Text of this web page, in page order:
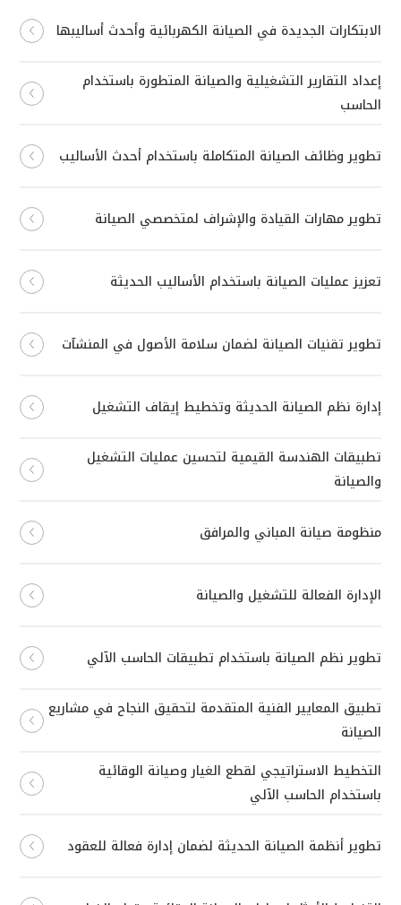
الابتكارات الجديدة في الصيانة الكهربائية وأحدث أساليبها
إعداد التقارير التشغيلية والصيانة المتطورة باستخدام
الحاسب
تطوير وظائف الصيانة المتكاملة باستخدام أحدث الأساليب
تطوير مهارات القيادة والإشراف لمتخصصي الصيانة
تعزيز عمليات الصيانة باستخدام الأساليب الحديثة
تطوير تقنيات الصيانة لضمان سلامة الأصول في المنشآت
إدارة نظم الصيانة الحديثة وتخطيط إيقاف التشغيل
تطبيقات الهندسة القيمية لتحسين عمليات التشغيل
والصيانة
منظومة صيانة المباني والمرافق
الإدارة الفعالة للتشغيل والصيانة
تطوير نظم الصيانة باستخدام تطبيقات الحاسب الآلي
تطبيق المعايير الفنية المتقدمة لتحقيق النجاح في مشاريع
الصيانة
التخطيط الاستراتيجي لقطع الغيار وصيانة الوقائية
باستخدام الحاسب الآلي
تطوير أنظمة الصيانة الحديثة لضمان إدارة فعالة للعقود